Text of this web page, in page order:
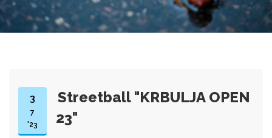
3
7
'23
Streetball "KRBULJA OPEN
23"